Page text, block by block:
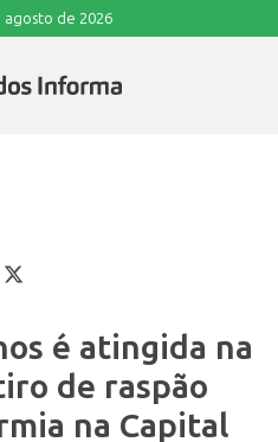
agosto de 2026
é atingida na
de raspão
na Capital